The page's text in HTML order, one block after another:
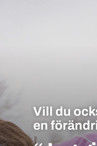
Vill du
en